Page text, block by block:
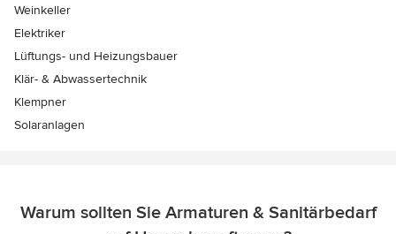
Weinkeller
Elektriker
Lüftungs- und Heizungsbauer
Klär- & Abwassertechnik
Klempner
Solaranlagen
Warum sollten Sie Armaturen & Sanitärbedarf